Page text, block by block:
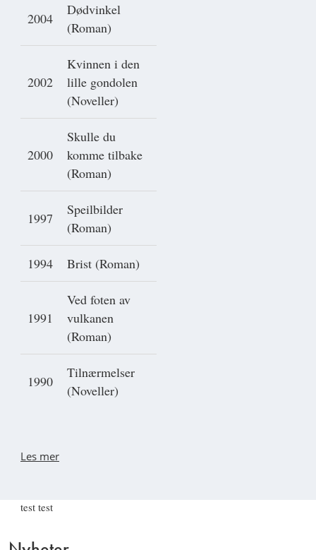
2004
Dødvinkel
(Roman)
2002
Kvinnen i den
lille gondolen
(Noveller)
2000
Skulle du
komme tilbake
(Roman)
1997
Speilbilder
(Roman)
1994 Brist (Roman)
1991
Ved foten av
vulkanen
(Roman)
1990
Tilnærmelser
(Noveller)
Les mer
test test